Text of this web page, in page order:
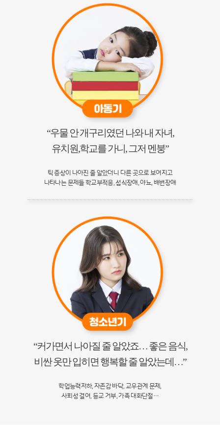
“우물 안 개구리였던 나와 내 자녀,
유치원,학교를 가니, 그저 멘붕”
틱 증상이 나아진 줄 알았더니 다른 곳으로 보여지고
나타나는 문제들 학교부적응, 섭식장애, 야뇨, 배변장애
“커가면서 나아질 줄 알았죠… 좋은 음식,
비싼 옷만 입히면 행복할 줄 알았는데…”
학업능력저하, 자존감 바닥, 교우관계 문제,
사회성 결여, 등교 거부, 가족 대화단절…